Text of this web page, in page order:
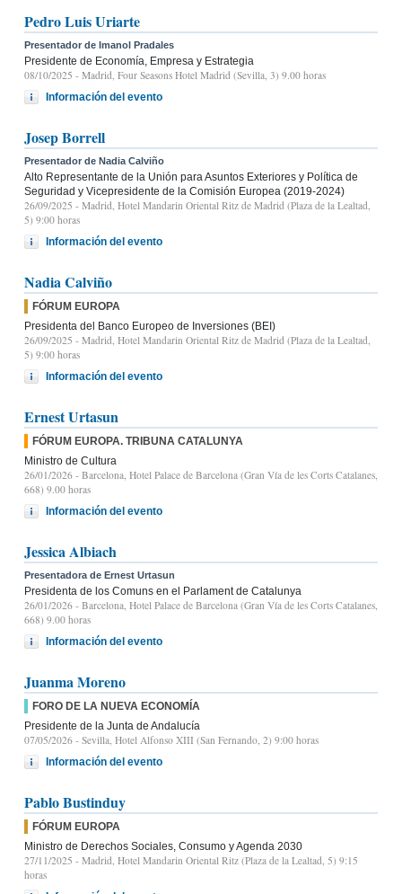
Pedro Luis Uriarte
Presentador de Imanol Pradales
Presidente de Economía, Empresa y Estrategia
08/10/2025 - Madrid, Four Seasons Hotel Madrid (Sevilla, 3) 9.00 horas
Información del evento
Josep Borrell
Presentador de Nadia Calviño
Alto Representante de la Unión para Asuntos Exteriores y Política de
Seguridad y Vicepresidente de la Comisión Europea (2019-2024)
26/09/2025 - Madrid, Hotel Mandarin Oriental Ritz de Madrid (Plaza de la Lealtad,
5) 9:00 horas
Información del evento
Nadia Calviño
FÓRUM EUROPA
Presidenta del Banco Europeo de Inversiones (BEI)
26/09/2025 - Madrid, Hotel Mandarin Oriental Ritz de Madrid (Plaza de la Lealtad,
5) 9:00 horas
Información del evento
Ernest Urtasun
FÓRUM EUROPA. TRIBUNA CATALUNYA
Ministro de Cultura
26/01/2026 - Barcelona, Hotel Palace de Barcelona (Gran Vía de les Corts Catalanes,
668) 9.00 horas
Información del evento
Jessica Albiach
Presentadora de Ernest Urtasun
Presidenta de los Comuns en el Parlament de Catalunya
26/01/2026 - Barcelona, Hotel Palace de Barcelona (Gran Vía de les Corts Catalanes,
668) 9.00 horas
Información del evento
Juanma Moreno
FORO DE LA NUEVA ECONOMÍA
Presidente de la Junta de Andalucía
07/05/2026 - Sevilla, Hotel Alfonso XIII (San Fernando, 2) 9:00 horas
Información del evento
Pablo Bustinduy
FÓRUM EUROPA
Ministro de Derechos Sociales, Consumo y Agenda 2030
27/11/2025 - Madrid, Hotel Mandarin Oriental Ritz (Plaza de la Lealtad, 5) 9:15
horas